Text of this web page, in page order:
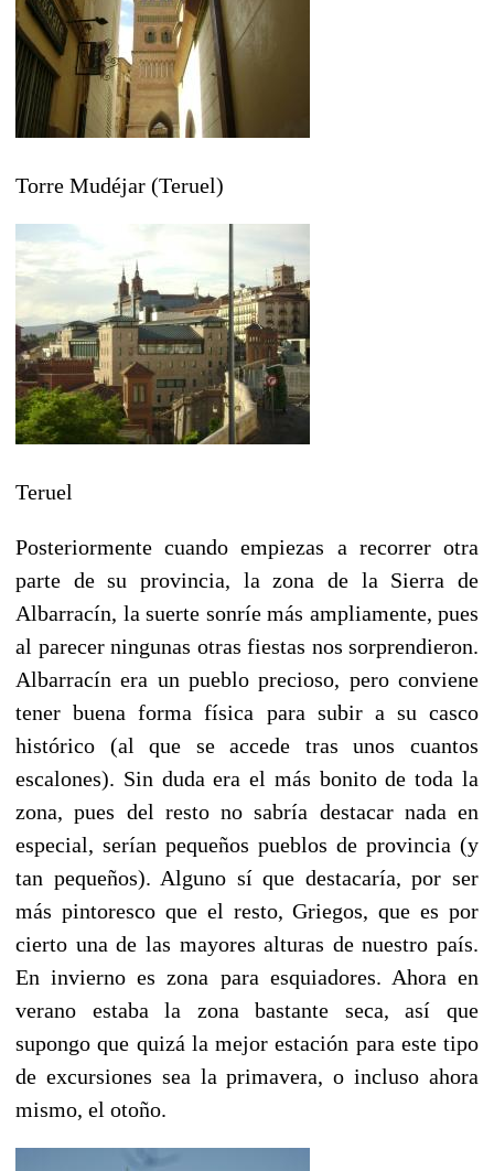
Torre Mudéjar (Teruel)
Teruel
Posteriormente cuando empiezas a recorrer otra
parte de su provincia, la zona de la Sierra de
Albarracín, la suerte sonríe más ampliamente, pues
al parecer ningunas otras fiestas nos sorprendieron.
Albarracín era un pueblo precioso, pero conviene
tener buena forma física para subir a su casco
histórico (al que se accede tras unos cuantos
escalones). Sin duda era el más bonito de toda la
zona, pues del resto no sabría destacar nada en
especial, serían pequeños pueblos de provincia (y
tan pequeños). Alguno sí que destacaría, por ser
más pintoresco que el resto, Griegos, que es por
cierto una de las mayores alturas de nuestro país.
En invierno es zona para esquiadores. Ahora en
verano estaba la zona bastante seca, así que
supongo que quizá la mejor estación para este tipo
de excursiones sea la primavera, o incluso ahora
mismo, el otoño.